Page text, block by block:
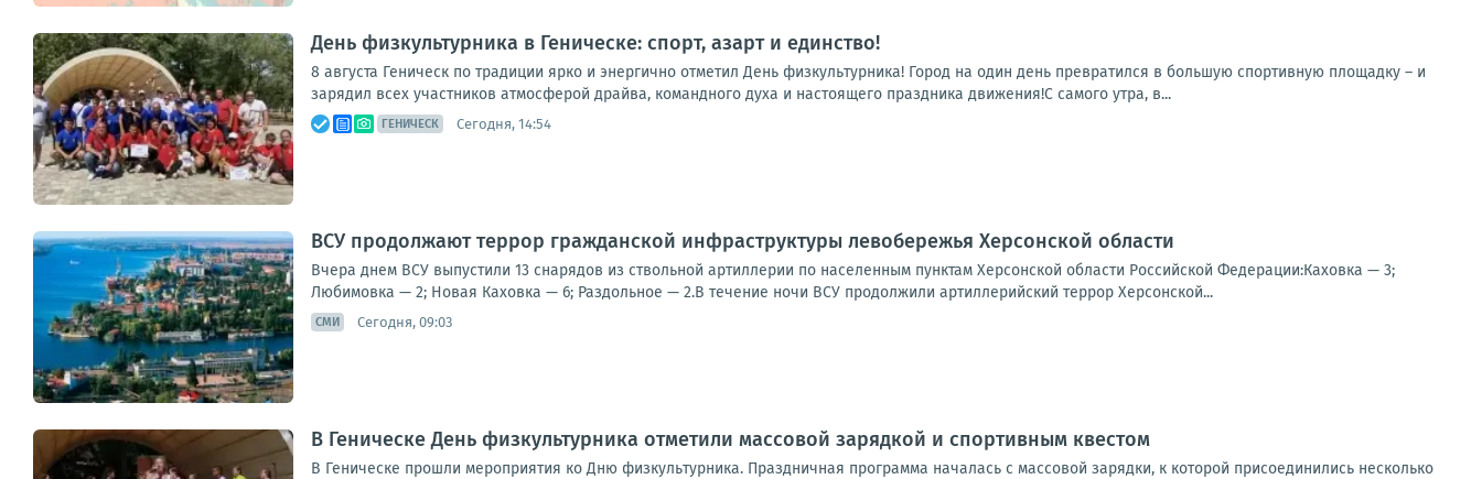
День физкультурника в Геническе: спорт, азарт и единство!
8 августа Геническ по традиции ярко и энергично отметил День физкультурника! Город на один день превратился в большую спортивную площадку – и
зарядил всех участников атмосферой драйва, командного духа и настоящего праздника движения!С самого утра, в...
ГЕНИЧЕСК Сегодня, 14:54
ВСУ продолжают террор гражданской инфраструктуры левобережья Херсонской области
Вчера днем ВСУ выпустили 13 снарядов из ствольной артиллерии по населенным пунктам Херсонской области Российской Федерации:Каховка — 3;
Любимовка — 2; Новая Каховка — 6; Раздольное — 2.В течение ночи ВСУ продолжили артиллерийский террор Херсонской...
СМИ Сегодня, 09:03
В Геническе День физкультурника отметили массовой зарядкой и спортивным квестом
В Геническе прошли мероприятия ко Дню физкультурника. Праздничная программа началась с массовой зарядки, к которой присоединились несколько